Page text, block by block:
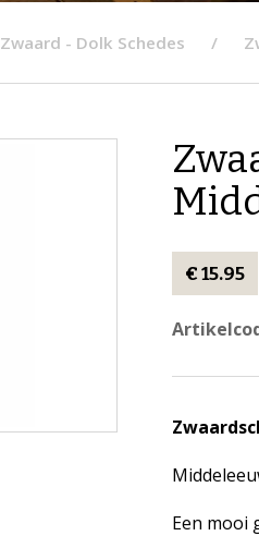
Zwaard - Dolk Schedes
€ 15.95
Een mooi